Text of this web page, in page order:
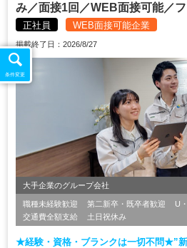
み／面接1回／WEB面接可能／
正社員 WEB面接可能企業
掲載終了日：2026/8/27
大手企業のグループ会社
職種未経験歓迎 第二新卒・既卒者歓迎
U
交通費全額支給
土日祝休み
★経験・資格・ブランクは一切不問★”
条件変更